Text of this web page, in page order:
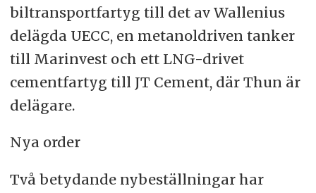
biltransportfartyg till det av Wallenius
delägda UECC, en metanoldriven tanker
till Marinvest och ett LNG-drivet
cementfartyg till JT Cement, där Thun är
delägare.
Nya order
Två betydande nybeställningar har